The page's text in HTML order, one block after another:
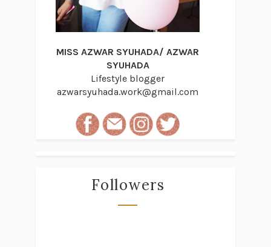
MISS AZWAR SYUHADA/ AZWAR
SYUHADA
Lifestyle blogger
azwarsyuhada.work@gmail.com
Followers